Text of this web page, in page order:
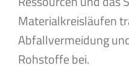
Materialkreisläufen
Abfallvermeidung
Rohstoffe bei.